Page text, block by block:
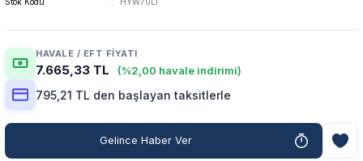
HAVALE / EFT FIYATI
7.665,33 TL (%2,00 havale indirimi)
795,21 TL den başlayan taksitlerle
Gelince Haber Ver